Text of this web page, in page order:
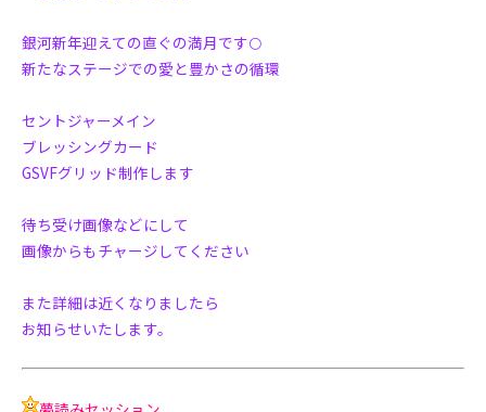
銀河新年迎えての直ぐの満月です🌕
新たなステージでの愛と豊かさの循環
セントジャーメイン
ブレッシングカード
GSVFグリッド制作します
待ち受け画像などにして
画像からもチャージしてください
また詳細は近くなりましたら
お知らせいたします。